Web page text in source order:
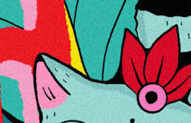
Lisa võrdlusse